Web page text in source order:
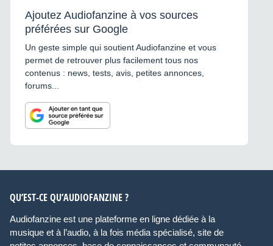
Ajoutez Audiofanzine à vos sources
préférées sur Google
Un geste simple qui soutient Audiofanzine et vous
permet de retrouver plus facilement tous nos
contenus : news, tests, avis, petites annonces,
forums...
QU’EST-CE QU’AUDIOFANZINE ?
Audiofanzine est une plateforme en ligne dédiée à la
musique et à l’audio, à la fois média spécialisé, site de